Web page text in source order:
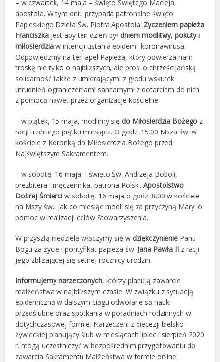
– w czwartek, 14 maja – święto Świętego Macieja,
apostoła. W tym dniu przypada patronalne święto
Papieskiego Dzieła Św. Piotra Apostoła.Życzeniem papieża
Franciszka jest aby ten dzień byłdniem modlitwy, pokuty i
miłosierdzia w intencji ustania epidemii koronawirusa.
Odpowiedzmy na ten apel Papieża, który powierza nam
troskę nie tylko o najbliższych, ale prosi o chrześcijańską
solidarność także z umierającymi z głodu wskutek
utrudnień ograniczeniami sanitarnymi z dotarciem do nich
z pomocą nawet przez organizacje kościelne.
– w piątek, 15 maja, modlimy siędo Miłosierdzia Bożego z
racji trzeciego piątku miesiąca. O godz. 15.00 Msza św. w
kościele z Koronką do Miłosierdzia Bożego przed
Najświętszym Sakramentem.
– w sobotę, 16 maja – święto Św. Andrzeja Boboli,
prezbitera i męczennika, patrona Polski.Apostolstwo
Dobrej Śmierciw sobotę, 16 maja o godz. 8.00 w kościele
na Mszy św., jak co miesiąc modli się za przyczyną Maryi o
pomoc w realizacji celów Stowarzyszenia.
W przyszłą niedzielę włączymy się wdziękczynienie Panu
Bogu za życie i pontyfikat papieża św. Jana Pawła II z racji
jego zbliżającej się setnej rocznicy urodzin.
Informujemy narzeczonych, którzy planują zawarcie
małżeństwa w najbliższym czasie: W związku z sytuacją
epidemiczną w dalszym ciągu odwołane są nauki
przedślubne oraz spotkania w poradniach rodzinnych w
dotychczasowej formie. Narzeczeni z diecezji bielsko-
żywieckiej planujący ślub w miesiącach lipiec i sierpień 2020
r. mogą uczestniczyć w bezpośrednim przygotowaniu do
zawarcia Sakramentu Małżeństwa w formie online.